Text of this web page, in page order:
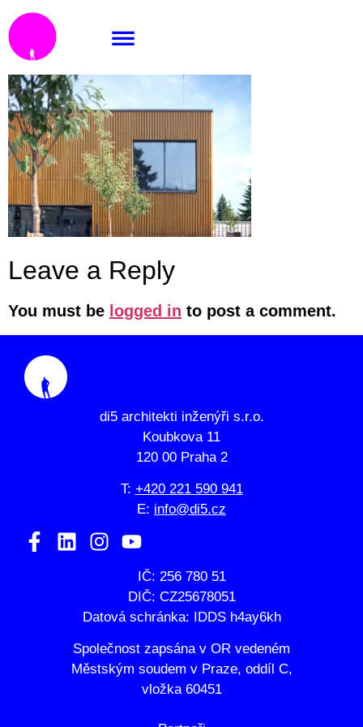
DSC_7195
Leave a Reply
You must be logged in to post a comment.
di5 architekti inženýři s.r.o.
Koubkova 11
120 00 Praha 2
T: +420 221 590 941
E: info@di5.cz
IČ: 256 780 51
DIČ: CZ25678051
Datová schránka: IDDS h4ay6kh
Společnost zapsána v OR vedeném
Městským soudem v Praze, oddíl C,
vložka 60451